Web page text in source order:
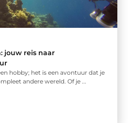
jouw reis naar
hobby; het is een avontuur dat je
andere wereld. Of je ...